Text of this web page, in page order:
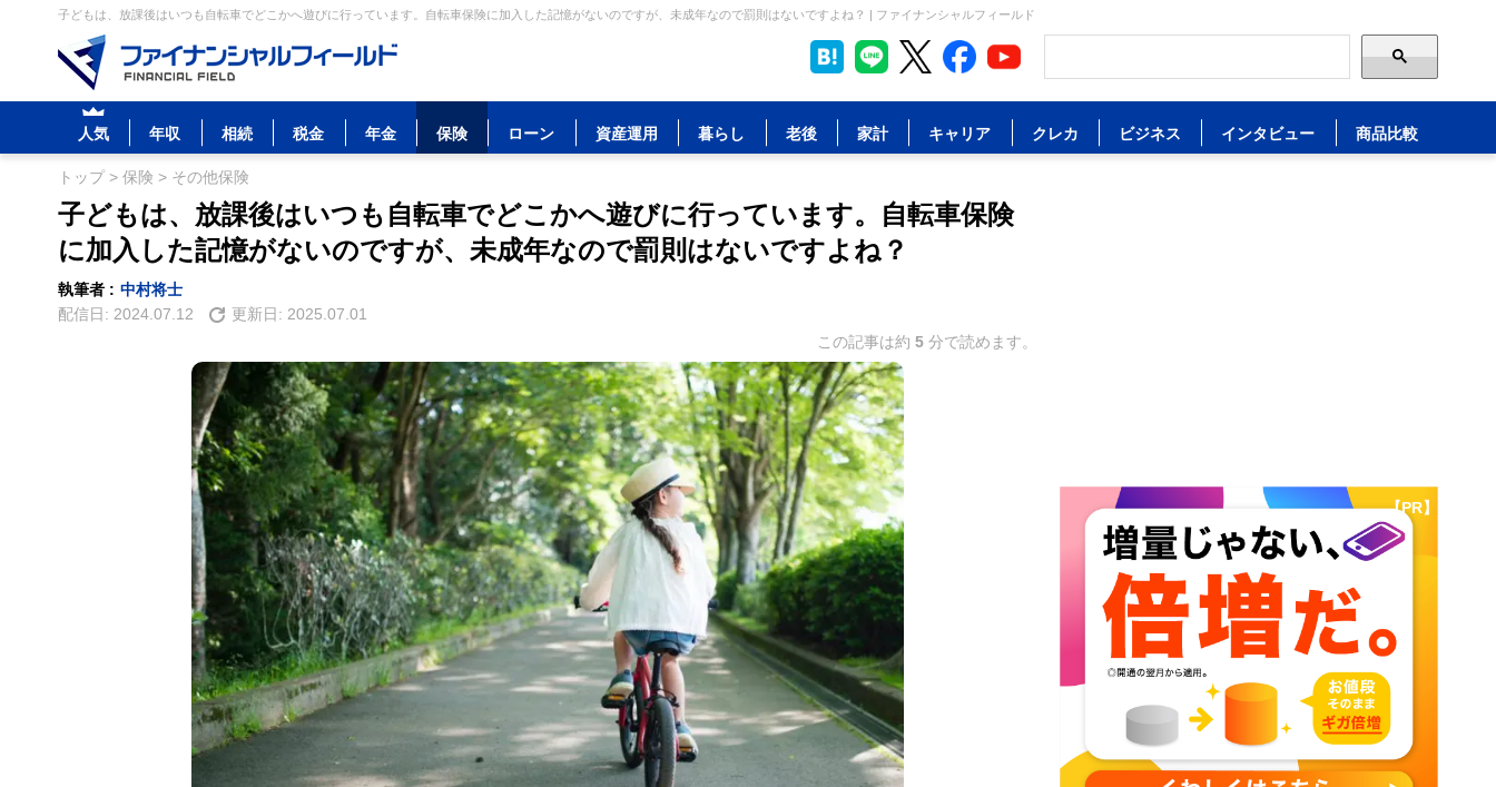
子どもは、放課後はいつも自転車でどこかへ遊びに行っています。自転車保険に加入した記憶がないのですが、未成年なので罰則はないですよね？ | ファイナンシャルフィールド
人気 年収 相続 税金 年金 保険 ローン 資産運用 暮らし 老後 家計 キャリア クレカ ビジネス インタビュー 商品比較
トップ> 保険 > その他保険
子どもは、放課後はいつも自転車でどこかへ遊びに行っています。自転車保険
に加入した記憶がないのですが、未成年なので罰則はないですよね？
執筆者 : 中村将士
配信日: 2024.07.12 更新日: 2025.07.01
この記事は約 5 分で読めます。
【PR】